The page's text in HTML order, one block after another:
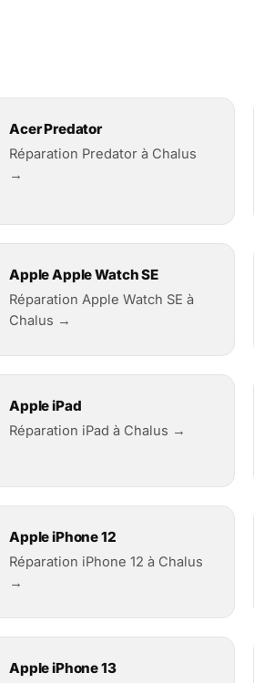
Acer Predator
Réparation Predator à Chalus
→
Apple Apple Watch SE
Réparation Apple Watch SE à
Chalus →
Apple iPad
Réparation iPad à Chalus →
Apple iPhone 12
Réparation iPhone 12 à Chalus
→
Apple iPhone 13